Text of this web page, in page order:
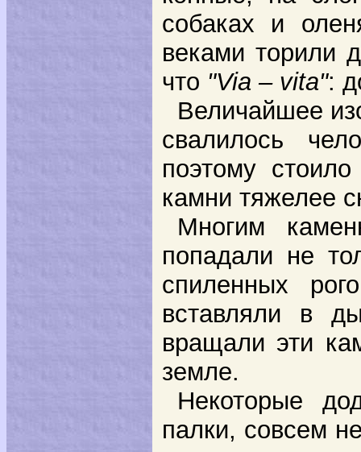
собаках и
веками торили
что "Via – vita":
Величайшее
свалилось
поэтому
камни тяжелее
Многим
попадали не
спиленных
вставляли в
вращали эти
земле.
Некоторые
палки, совсем